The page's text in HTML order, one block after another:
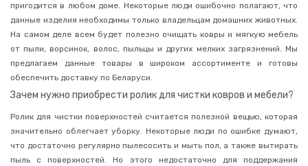
Средства
для
розжига
Уход
за
одеждой
и
обувью
товары
для
Туалетная
пригодится в любом доме. Некоторые люди ошибочно полагают, что
данные изделия необходимы только владельцам домашних животных.
На самом деле всем будет полезно очищать ковры и мягкую мебель
от пыли, ворсинок, волос, пыльцы и других мелких загрязнений. Мы
предлагаем данные товары в широком ассортименте и готовы
обеспечить доставку по Беларуси.
Зачем нужно приобрести ролик для чистки ковров и мебели?
Ролик для чистки поверхностей считается полезной вещью, которая
значительно облегчает уборку. Некоторые люди по ошибке думают,
что достаточно регулярно пылесосить и мыть пол, а также вытирать
пыль с поверхностей. Но этого недостаточно для поддержания